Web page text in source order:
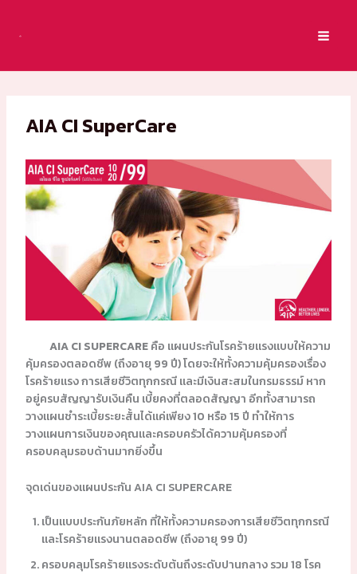
content
AIA CI SuperCare
AIA CI SUPERCAREคือ แผนประกันโรคร้ายแรงแบบให้ความ
คุ้มครองตลอดชีพ (ถึงอายุ 99 ปี) โดยจะให้ทั้งความคุ้มครองเรื่อง
โรคร้ายแรง การเสียชีวิตทุกกรณี และมีเงินสะสมในกรมธรรม์ หาก
อยู่ครบสัญญารับเงินคืน เบี้ยคงที่ตลอดสัญญา อีกทั้งสามารถ
วางแผนชำระเบี้ยระยะสั้นได้แค่เพียง 10 หรือ 15 ปี ทำให้การ
วางแผนการเงินของคุณและครอบครัวได้ความคุ้มครองที่
ครอบคลุมรอบด้านมากยิ่งขึ้น
จุดเด่นของแผนประกัน AIA CI SUPERCARE
เป็นแบบประกันภัยหลัก ที่ให้ทั้งความครองการเสียชีวิตทุกกรณี
และโรคร้ายแรงนานตลอดชีพ (ถึงอายุ 99 ปี)
ครอบคลุมโรคร้ายแรงระดับต้นถึงระดับปานกลาง รวม 18 โรค